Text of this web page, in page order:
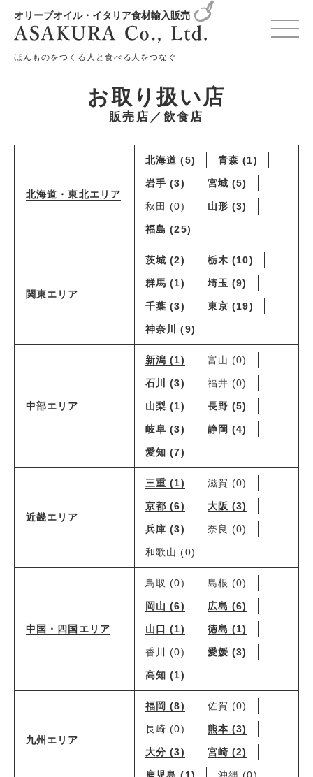
オリーブオイル・イタリア食材輸入販売
ほんものをつくる人と食べる人をつなぐ
HOME お取り扱い店 北海道・東北エリア
お取り扱い店
販売店／飲食店
北海道・東北エリア
北海道 (5) 青森 (1)
岩手 (3) 宮城 (5)
秋田 (0) 山形 (3)
福島 (25)
関東エリア
茨城 (2) 栃木 (10)
群馬 (1) 埼玉 (9)
千葉 (3) 東京 (19)
神奈川 (9)
中部エリア
新潟 (1) 富山 (0)
石川 (3) 福井 (0)
山梨 (1) 長野 (5)
岐阜 (3) 静岡 (4)
愛知 (7)
近畿エリア
三重 (1) 滋賀 (0)
京都 (6) 大阪 (3)
兵庫 (3) 奈良 (0)
和歌山 (0)
中国・四国エリア
鳥取 (0) 島根 (0)
岡山 (6) 広島 (6)
山口 (1) 徳島 (1)
香川 (0) 愛媛 (3)
高知 (1)
九州エリア
福岡 (8) 佐賀 (0)
長崎 (0) 熊本 (3)
大分 (3) 宮崎 (2)